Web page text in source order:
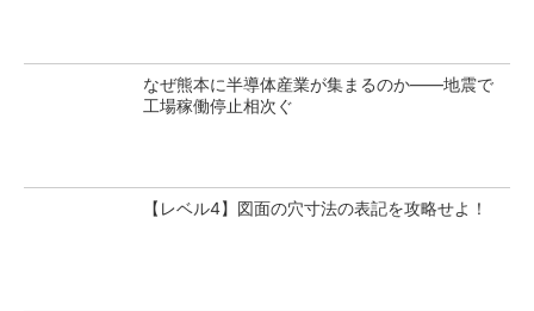
なぜ熊本に半導体産業が集まるのか――地震で
工場稼働停止相次ぐ
【レベル4】図面の穴寸法の表記を攻略せよ！